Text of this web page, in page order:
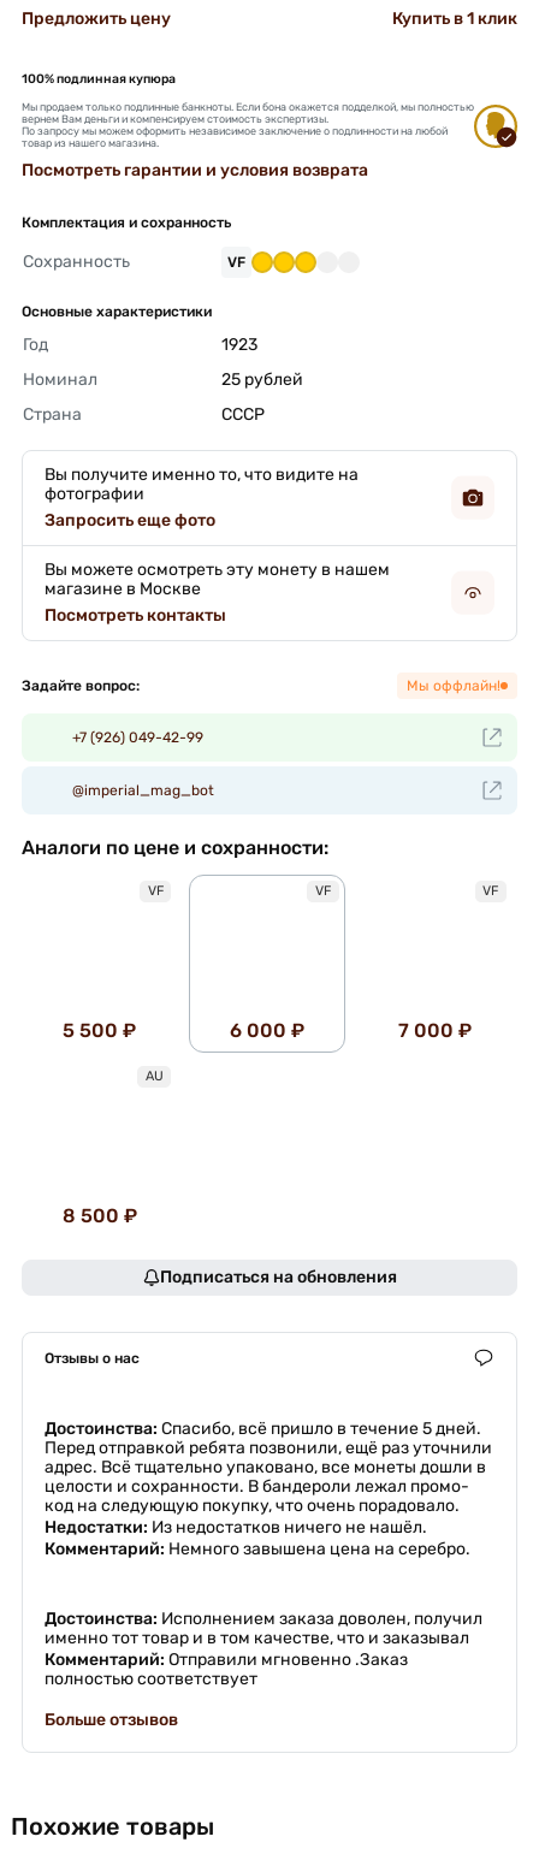
Предложить цену Купить в 1 клик
100% подлинная купюра
Мы продаем только подлинные банкноты. Если бона окажется подделкой, мы полностью
вернем Вам деньги и компенсируем стоимость экспертизы.
По запросу мы можем оформить независимое заключение о подлинности на любой
товар из нашего магазина.
Посмотреть гарантии и условия возврата
Комплектация и сохранность
Сохранность VF
Основные характеристики
Год
1923
Номинал
25 рублей
Страна
СССР
Вы получите именно то, что видите на
фотографии
Запросить еще фото
Вы можете осмотреть эту монету в нашем
магазине в Москве
Посмотреть контакты
Задайте вопрос: Мы оффлайн!
+7 (926) 049-42-99
@imperial_mag_bot
Аналоги по цене и сохранности:
VF
5 500 ₽
VF
6 000 ₽
VF
7 000 ₽
AU
8 500 ₽
Подписаться на обновления
Отзывы о нас
Достоинства: Спасибо, всё пришло в течение 5 дней.
Перед отправкой ребята позвонили, ещё раз уточнили
адрес. Всё тщательно упаковано, все монеты дошли в
целости и сохранности. В бандероли лежал промо-
код на следующую покупку, что очень порадовало.
Недостатки: Из недостатков ничего не нашёл.
Комментарий: Немного завышена цена на серебро.
Достоинства: Исполнением заказа доволен, получил
именно тот товар и в том качестве, что и заказывал
Комментарий: Отправили мгновенно .Заказ
полностью соответствует
Больше отзывов
Похожие товары